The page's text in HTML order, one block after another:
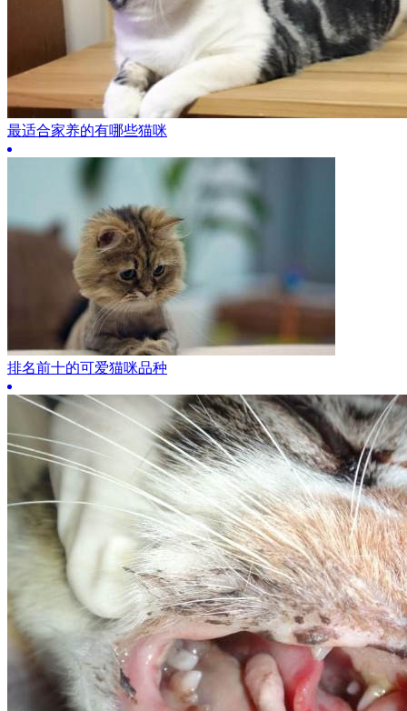
最适合家养的有哪些猫咪
排名前十的可爱猫咪品种